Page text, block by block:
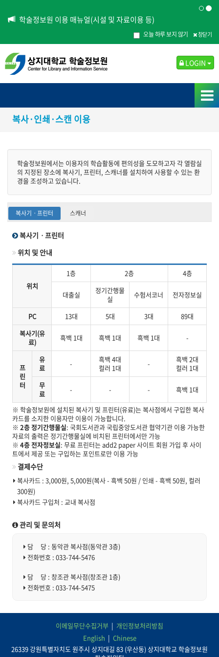
학술정보원 이용 매뉴얼(시설 및 자료이용 등)
오늘 하루 보지 않기 창닫기
LOGIN
복사·인쇄·스캔 이용
학술정보원에서는 이용자의 학습활동에 편의성을 도모하고자 각 열람실
의 지정된 장소에 복사기, 프린터, 스캐너를 설치하여 사용할 수 있는 환
경을 조성하고 있습니다.
복사기ㆍ프린터 스캐너
복사기ㆍ프린터
위치 및 안내
위치
1층 2층 4층
대출실
정기간행물
실
수험서코너 전자정보실
PC 13대 5대 3대
89대
복사기(유
료)
흑백 1대 흑백 1대 흑백 1대 -
프
린
터
유
료
-
흑백 4대
컬러 1대
-
흑백 2대
컬러 1대
무
료
- - - 흑백 1대
※ 학술정보원에 설치된 복사기 및 프린터(유료)는 복사점에서 구입한 복사
카드를 소지한 이용자만 이용이 가능합니다.
※ 2층 정기간행물실: 국회도서관과 국립중앙도서관 협약기관 이용 가능한
자료의 출력은 정기간행물실에 비치된 프린터에서만 가능
※ 4층 전자정보실: 무료 프린터는 add2 paper 사이트 회원 가입 후 사이
트에서 제공 또는 구입하는 포인트로만 이용 가능
결제수단
복사카드 : 3,000원, 5,000원(복사 - 흑백 50원 / 인쇄 - 흑백 50원, 컬러
300원)
복사카드 구입처 : 교내 복사점
관리 및 문의처
담 당 : 동악관 복사점(동악관 3층)
전화번호 : 033-744-5476
담 당 : 창조관 복사점(창조관 1층)
전화번호 : 033-744-5475
이메일무단수집거부
개인정보처리방침
English
Chinese
26339 강원특별자치도 원주시 상지대길 83 (우산동) 상지대학교 학술정보원